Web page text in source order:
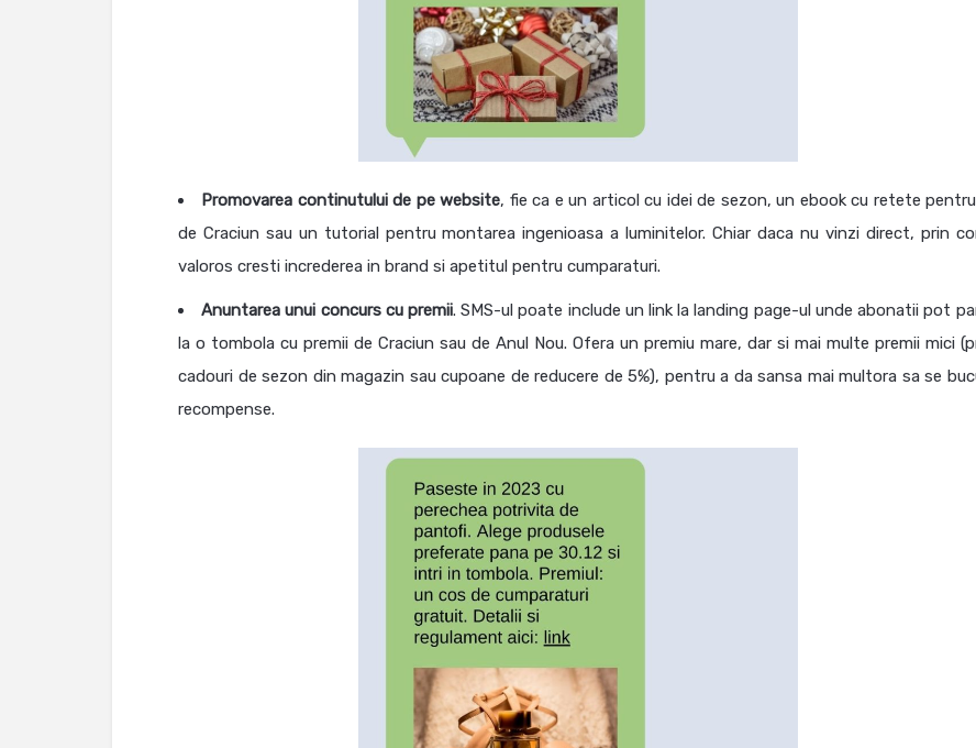
Promovarea continutului de pe website, fie ca e un articol cu idei de sezon, un ebook cu retete
de Craciun sau un tutorial pentru montarea ingenioasa a luminitelor. Chiar daca nu vinzi direct, prin
valoros cresti increderea in brand si apetitul pentru cumparaturi.
Anuntarea unui concurs cu premii. SMS-ul poate include un link la landing page-ul unde abonatii pot
la o tombola cu premii de Craciun sau de Anul Nou. Ofera un premiu mare, dar si mai multe premii mici
cadouri de sezon din magazin sau cupoane de reducere de 5%), pentru a da sansa mai multora sa se
recompense.